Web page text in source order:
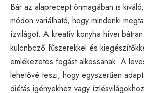
Bár az alaprecept önmagában is
módon variálható, hogy mindenki
ízvilágot. A kreatív konyha hívei
különböző fűszerekkel és
emlékezetes fogást alkossanak. A
lehetővé teszi, hogy egyszerűen
diétás igényekhez vagy